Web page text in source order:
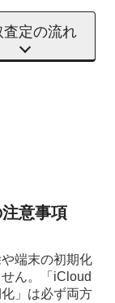
査定の流れ
意事項
端末の初期化
ん。
「iCloud
」は必ず両方